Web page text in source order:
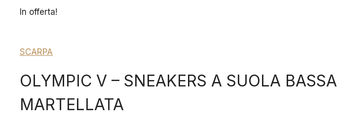
In offerta!
SCARPA
OLYMPIC V – SNEAKERS A SUOLA
MARTELLATA